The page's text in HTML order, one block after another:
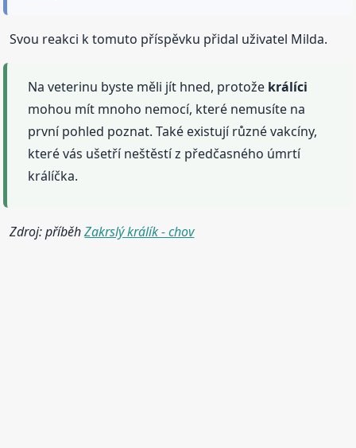
Svou reakci k tomuto příspěvku přidal uživatel Milda.
Na veterinu byste měli jít hned, protože králíci
mohou mít mnoho nemocí, které nemusíte na
první pohled poznat. Také existují různé vakcíny,
které vás ušetří neštěstí z předčasného úmrtí
králíčka.
Zdroj: příběhZakrslý králík - chov